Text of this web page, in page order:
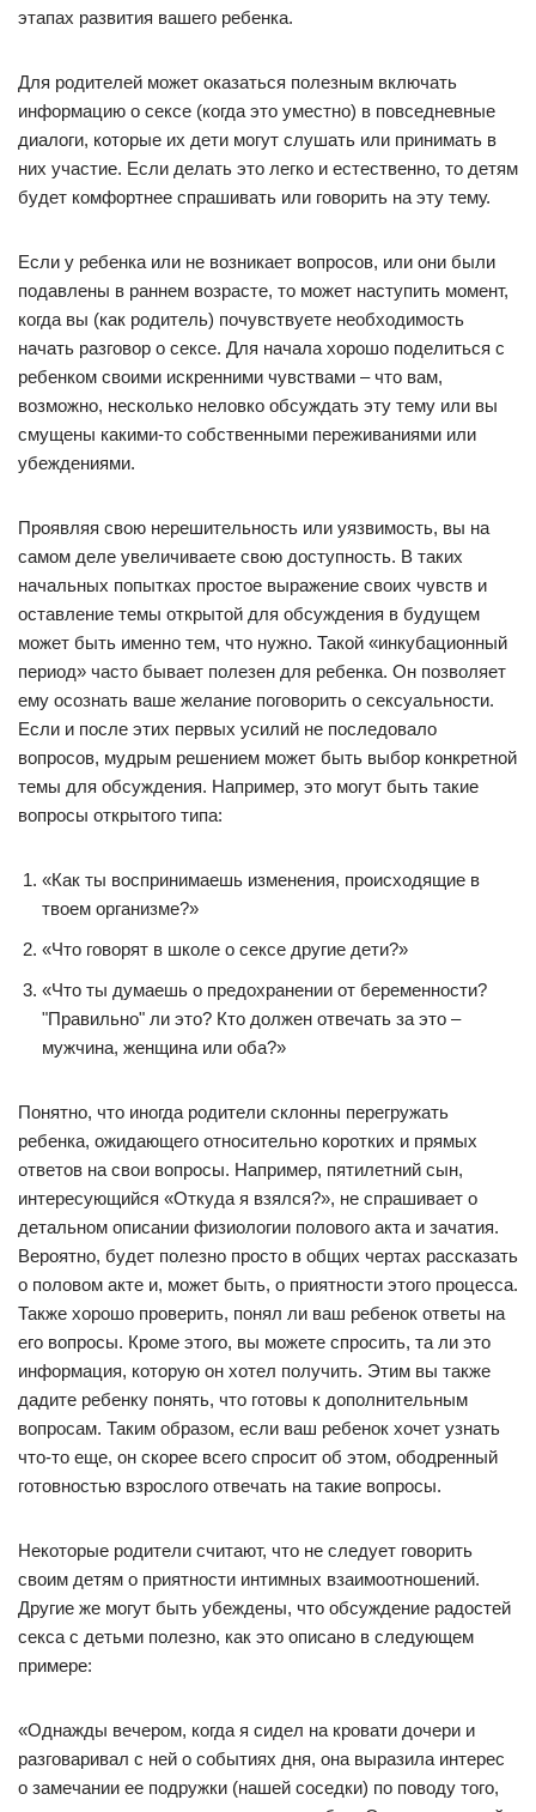
этапах развития вашего ребенка.
Для родителей может оказаться полезным включать
информацию о сексе (когда это уместно) в повседневные
диалоги, которые их дети могут слушать или принимать в
них участие. Если делать это легко и естественно, то детям
будет комфортнее спрашивать или говорить на эту тему.
Если у ребенка или не возникает вопросов, или они были
подавлены в раннем возрасте, то может наступить момент,
когда вы (как родитель) почувствуете необходимость
начать разговор о сексе. Для начала хорошо поделиться с
ребенком своими искренними чувствами – что вам,
возможно, несколько неловко обсуждать эту тему или вы
смущены какими-то собственными переживаниями или
убеждениями.
Проявляя свою нерешительность или уязвимость, вы на
самом деле увеличиваете свою доступность. В таких
начальных попытках простое выражение своих чувств и
оставление темы открытой для обсуждения в будущем
может быть именно тем, что нужно. Такой «инкубационный
период» часто бывает полезен для ребенка. Он позволяет
ему осознать ваше желание поговорить о сексуальности.
Если и после этих первых усилий не последовало
вопросов, мудрым решением может быть выбор конкретной
темы для обсуждения. Например, это могут быть такие
вопросы открытого типа:
«Как ты воспринимаешь изменения, происходящие в
твоем организме?»
«Что говорят в школе о сексе другие дети?»
«Что ты думаешь о предохранении от беременности?
"Правильно" ли это? Кто должен отвечать за это –
мужчина, женщина или оба?»
Понятно, что иногда родители склонны перегружать
ребенка, ожидающего относительно коротких и прямых
ответов на свои вопросы. Например, пятилетний сын,
интересующийся «Откуда я взялся?», не спрашивает о
детальном описании физиологии полового акта и зачатия.
Вероятно, будет полезно просто в общих чертах рассказать
о половом акте и, может быть, о приятности этого процесса.
Также хорошо проверить, понял ли ваш ребенок ответы на
его вопросы. Кроме этого, вы можете спросить, та ли это
информация, которую он хотел получить. Этим вы также
дадите ребенку понять, что готовы к дополнительным
вопросам. Таким образом, если ваш ребенок хочет узнать
что-то еще, он скорее всего спросит об этом, ободренный
готовностью взрослого отвечать на такие вопросы.
Некоторые родители считают, что не следует говорить
своим детям о приятности интимных взаимоотношений.
Другие же могут быть убеждены, что обсуждение радостей
секса с детьми полезно, как это описано в следующем
примере:
«Однажды вечером, когда я сидел на кровати дочери и
разговаривал с ней о событиях дня, она выразила интерес
о замечании ее подружки (нашей соседки) по поводу того,